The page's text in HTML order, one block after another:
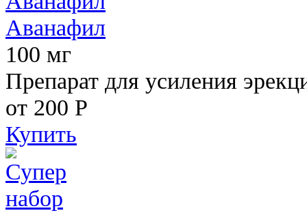
Аванафил
100 мг
Препарат для усиления
от 200 Р
Купить